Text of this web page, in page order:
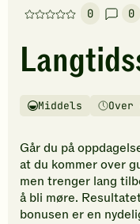
0
Denne
har
foreløpig
vurderinger.
den
første
til
å
vurdere
0
Vanskelighetsgrad
Middels
TilberedningstidOver
Går du på
at du kommer over
men trenger lang
å bli møre.
bonusen er en